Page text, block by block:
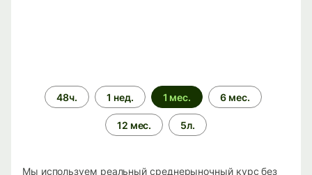
Период
времени
48ч. 1 нед. 1 мес. 6 мес.
12 мес. 5л.
Мы используем реальный среднерыночный курс без